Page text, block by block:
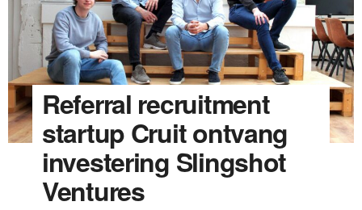
Referral recruitment
startup Cruit ontvang
investering Slingshot
Ventures